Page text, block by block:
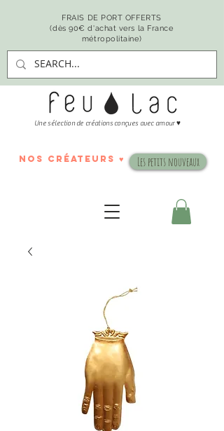
Une sélection de créations conçues avec amour♥
FRAIS DE PORT OFFERTS
(dès 90€ d'achat vers la France
métropolitaine)
nos créateurs ♥ Les petits nouveaux